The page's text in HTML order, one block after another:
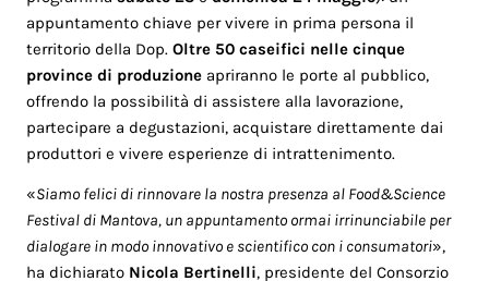
appuntamento chiave per vivere in prima persona il
territorio della Dop.Oltre 50 caseifici nelle cinque
province di produzione apriranno le porte al pubblico,
offrendo la possibilità di assistere alla lavorazione,
partecipare a degustazioni, acquistare direttamente dai
produttori e vivere esperienze di intrattenimento.
«Siamo felici di rinnovare la nostra presenza al Food&Science
Festival di Mantova, un appuntamento ormai irrinunciabile per
dialogare in modo innovativo e scientifico con i consumatori»,
ha dichiarato Nicola Bertinelli, presidente del Consorzio